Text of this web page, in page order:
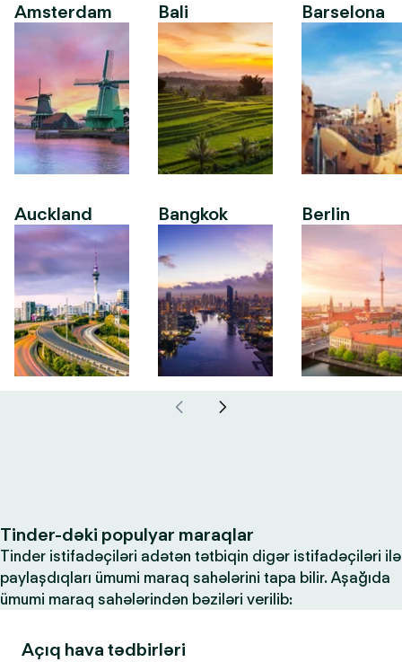
Amsterdam
Auckland
Bali
Bangkok
Barselona
Berlin
Tinder-dəki populyar maraqlar
Tinder istifadəçiləri adətən tətbiqin digər istifadəçiləri ilə
paylaşdıqları ümumi maraq sahələrini tapa bilir. Aşağıda
ümumi maraq sahələrindən bəziləri verilib:
Açıq hava tədbirləri